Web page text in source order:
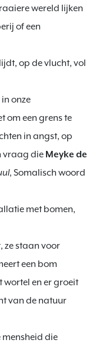
wereld lijken
of een
op de vlucht, vol
onze
om een grens te
in angst, op
vraag die Meyke de
, Somalisch woord
met bomen,
ze staan voor
een bom
wortel en er groeit
van de natuur
die